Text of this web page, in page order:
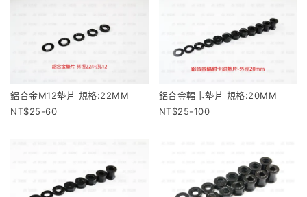
鋁合金M12墊片 規格:22MM
25-60
鋁合金輻卡墊片 規格:20MM
25-100